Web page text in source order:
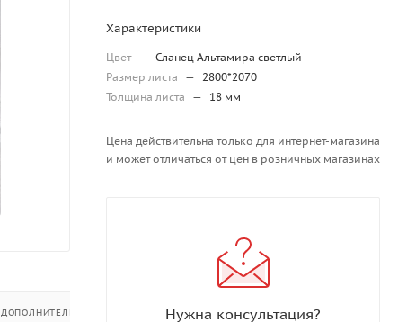
ДОПОЛНИТЕЛЬНО
Характеристики
Цвет — Сланец Альтамира светлый
Размер листа
— 2800*2070
Толщина листа
— 18 мм
Цена действительна только для интернет-магазина
и может отличаться от цен в розничных магазинах
Нужна консультация?